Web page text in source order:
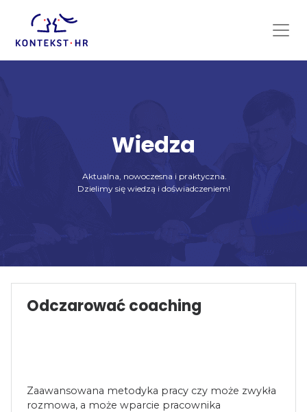
content
Wiedza
Aktualna, nowoczesna i praktyczna.
Dzielimy się wiedzą i doświadczeniem!
Odczarować coaching
Zaawansowana metodyka pracy czy może zwykła
rozmowa, a może wparcie pracownika